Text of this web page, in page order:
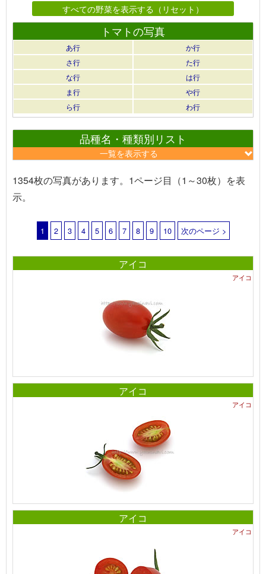
すべての野菜を表示する（リセット）
トマトの写真
あ行
か行
さ行
た行
な行
は行
ま行
や行
ら行
わ行
品種名・種類別リスト
一覧を表示する
1354枚の写真があります。1ページ目（1～30枚）を表
示。
1 2 3 4 5 6 7 8 9 10 次のページ >
アイコ
アイコ
アイコ
アイコ
アイコ
アイコ